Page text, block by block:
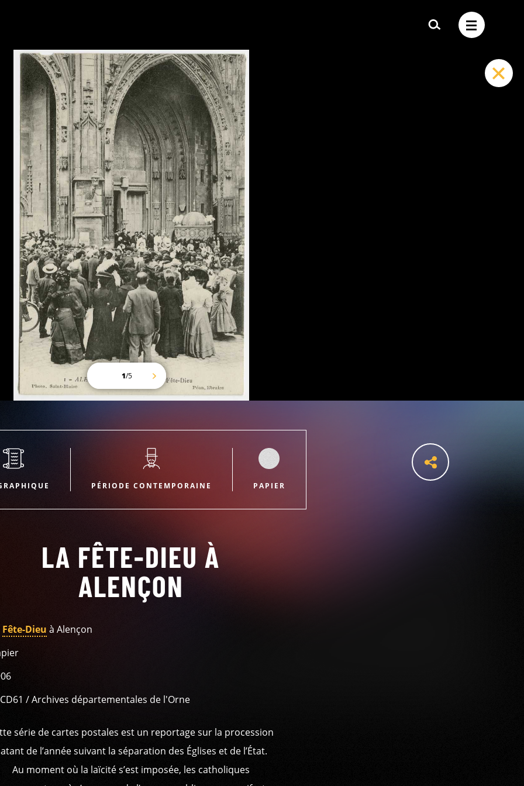
1/5
PÉRIODE CONTEMPORAINE PAPIER
LA FÊTE-DIEU À
ALENÇON
Fête-Dieu à Alençon
/ Archives départementales de l'Orne
série de cartes postales est un reportage sur la procession
de l’année suivant la séparation des Églises et de l’État.
Au moment où la laïcité s’est imposée, les catholiques